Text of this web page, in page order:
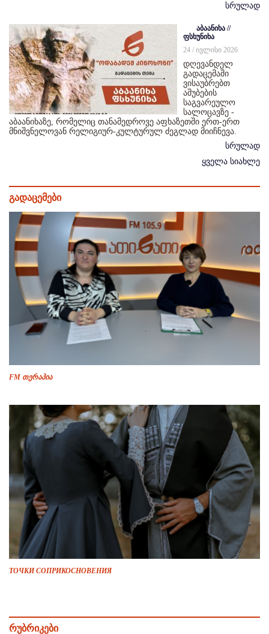
სრულად
აბაანიხა //
ფსხუნიხა
24 / ივლისი 2026
დღევანდელ
გადაცემაში
ვისაუბრებთ
აშუბების
საგვარეულო
სალოცავზე -
აბაანიხაზე, რომელიც თანამედროვე აფხაზეთში ერთ-ერთ
მნიშვნელოვან რელიგიურ-კულტურულ ძეგლად მიიჩნევა.
სრულად
ყველა სიახლე
გადაცემები
FM თერაპია
ТОЧКИ СОПРИКОСНОВЕНИЯ
რუბრიკები